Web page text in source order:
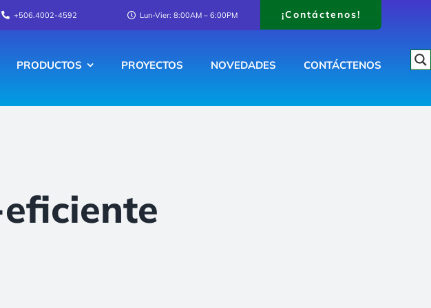
+506.4002-4592 Lun-Vier: 8:00AM – 6:00PM ¡Contáctenos!
PRODUCTOS PROYECTOS NOVEDADES CONTÁCTENOS